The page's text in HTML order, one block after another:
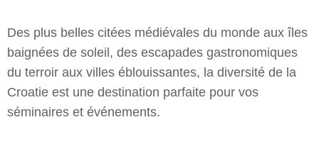
Des plus belles citées médiévales du monde aux îles
baignées de soleil, des escapades gastronomiques
du terroir aux villes éblouissantes, la diversité de la
Croatie est une destination parfaite pour vos
séminaires et événements.